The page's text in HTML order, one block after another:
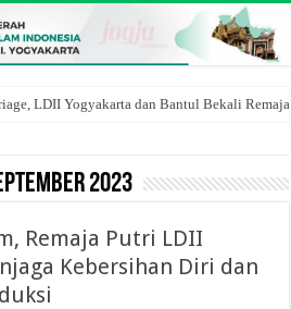
LDII Yogyakarta dan Bantul Bekali
2023
Remaja Putri LDII
Kebersihan Diri dan